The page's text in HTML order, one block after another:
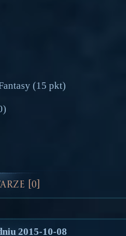
(15 pkt)
[0]
2015-10-08